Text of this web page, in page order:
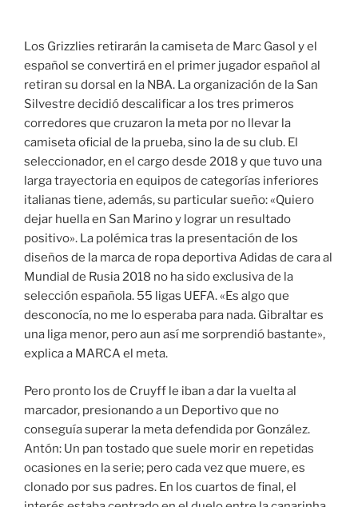
Los Grizzlies retirarán la camiseta de Marc Gasol y el
español se convertirá en el primer jugador español al
retiran su dorsal en la NBA. La organización de la San
Silvestre decidió descalificar a los tres primeros
corredores que cruzaron la meta por no llevar la
camiseta oficial de la prueba, sino la de su club. El
seleccionador, en el cargo desde 2018 y que tuvo una
larga trayectoria en equipos de categorías inferiores
italianas tiene, además, su particular sueño: «Quiero
dejar huella en San Marino y lograr un resultado
positivo». La polémica tras la presentación de los
diseños de la marca de ropa deportiva Adidas de cara al
Mundial de Rusia 2018 no ha sido exclusiva de la
selección española. 55 ligas UEFA. «Es algo que
desconocía, no me lo esperaba para nada. Gibraltar es
una liga menor, pero aun así me sorprendió bastante»,
explica a MARCA el meta.
Pero pronto los de Cruyff le iban a dar la vuelta al
marcador, presionando a un Deportivo que no
conseguía superar la meta defendida por González.
Antón: Un pan tostado que suele morir en repetidas
ocasiones en la serie; pero cada vez que muere, es
clonado por sus padres. En los cuartos de final, el